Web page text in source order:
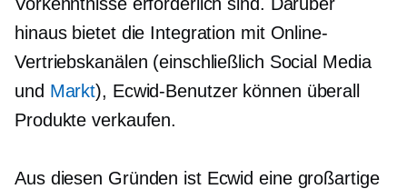
hinaus bietet die Integration mit Online-
Vertriebskanälen (einschließlich Social Media
und Markt), Ecwid-Benutzer können überall
Produkte verkaufen.
Aus diesen Gründen ist Ecwid eine großartige